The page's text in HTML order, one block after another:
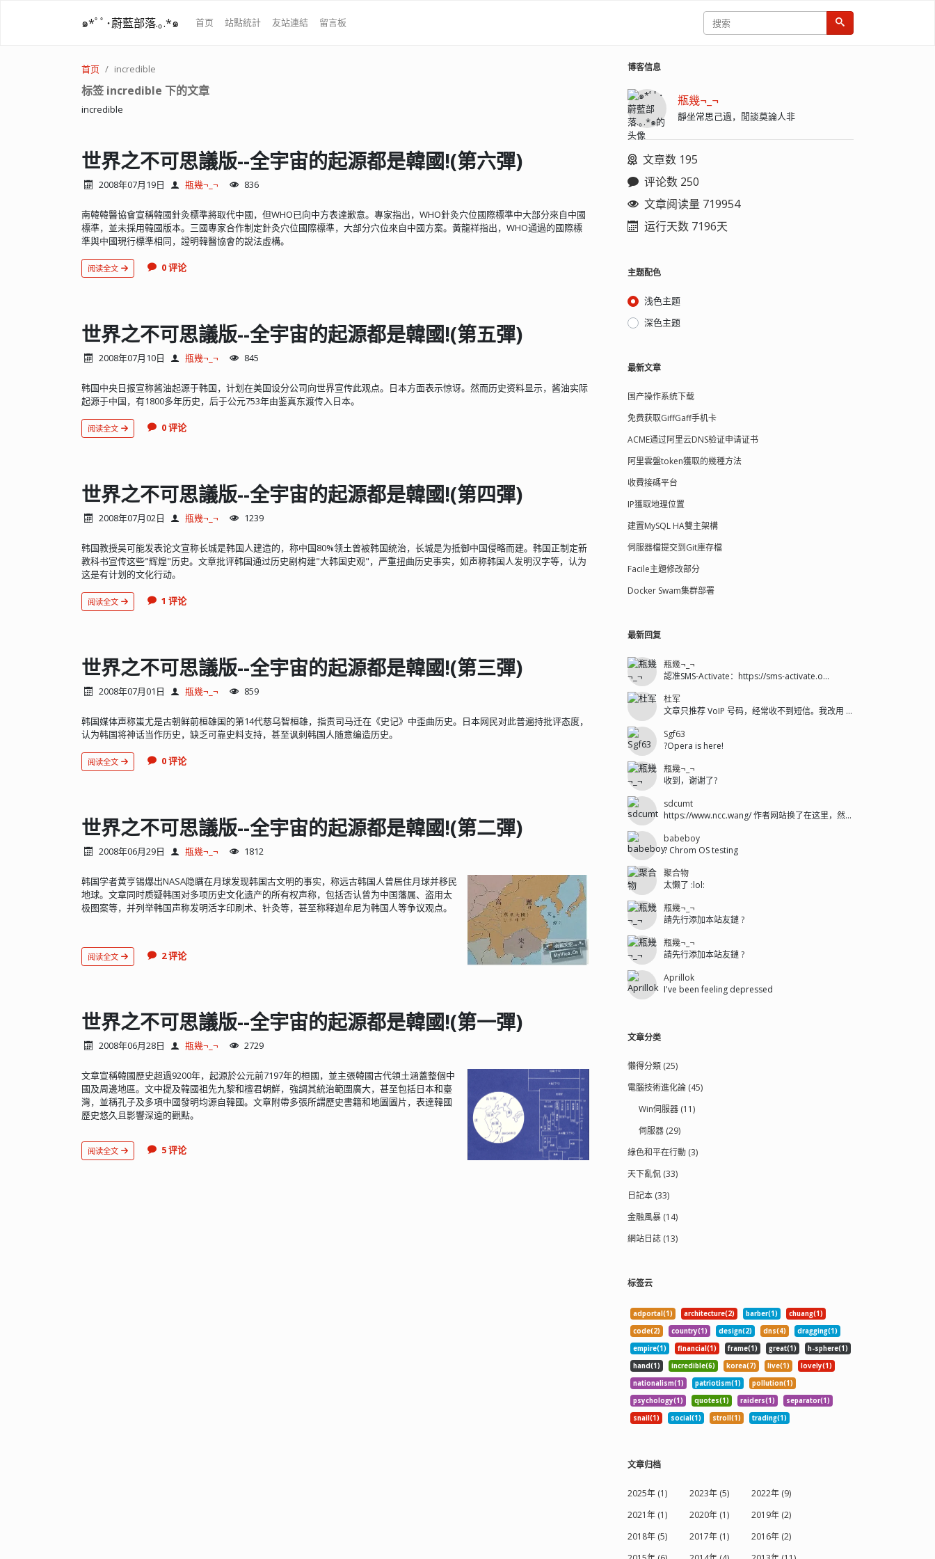
๑*ﾟﾟ･蔚藍部落.｡.*๑ 首页 站點統計 友站連結 留言板
首页 incredible
标签 incredible 下的文章
incredible
世界之不可思議版--全宇宙的起源都是韓國!(第六彈)
2008年07月19日 瓶幾¬_¬ 836
南韓韓醫協會宣稱韓國針灸標準將取代中國，但WHO已向中方表達歉意。專家指出，WHO針灸穴位國際標準中大部分來自中國
標準，並未採用韓國版本。三國專家合作制定針灸穴位國際標準，大部分穴位來自中國方案。黃龍祥指出，WHO通過的國際標
準與中國現行標準相同，證明韓醫協會的說法虛構。
阅读全文 0 评论
世界之不可思議版--全宇宙的起源都是韓國!(第五彈)
2008年07月10日 瓶幾¬_¬ 845
韩国中央日报宣称酱油起源于韩国，计划在美国设分公司向世界宣传此观点。日本方面表示惊讶。然而历史资料显示，酱油实际
起源于中国，有1800多年历史，后于公元753年由鉴真东渡传入日本。
阅读全文 0 评论
世界之不可思議版--全宇宙的起源都是韓國!(第四彈)
2008年07月02日 瓶幾¬_¬ 1239
韩国教授吴可能发表论文宣称长城是韩国人建造的，称中国80%领土曾被韩国统治，长城是为抵御中国侵略而建。韩国正制定新
教科书宣传这些"辉煌"历史。文章批评韩国通过历史剧构建"大韩国史观"，严重扭曲历史事实，如声称韩国人发明汉字等，认为
这是有计划的文化行动。
阅读全文 1 评论
世界之不可思議版--全宇宙的起源都是韓國!(第三彈)
2008年07月01日 瓶幾¬_¬ 859
韩国媒体声称蚩尤是古朝鲜前桓雄国的第14代慈乌智桓雄，指责司马迁在《史记》中歪曲历史。日本网民对此普遍持批评态度，
认为韩国将神话当作历史，缺乏可靠史料支持，甚至讽刺韩国人随意编造历史。
阅读全文 0 评论
世界之不可思議版--全宇宙的起源都是韓國!(第二彈)
2008年06月29日 瓶幾¬_¬ 1812
韩国学者黄亨锡爆出NASA隐瞒在月球发现韩国古文明的事实，称远古韩国人曾居住月球并移民
地球。文章同时质疑韩国对多项历史文化遗产的所有权声称，包括否认曾为中国藩属、盗用太
极图案等，并列举韩国声称发明活字印刷术、针灸等，甚至称释迦牟尼为韩国人等争议观点。
阅读全文 2 评论
世界之不可思議版--全宇宙的起源都是韓國!(第一彈)
2008年06月28日 瓶幾¬_¬ 2729
文章宣稱韓國歷史超過9200年，起源於公元前7197年的桓國，並主張韓國古代領土涵蓋整個中
國及周邊地區。文中提及韓國祖先九黎和檀君朝鮮，強調其統治範圍廣大，甚至包括日本和臺
灣，並稱孔子及多項中國發明均源自韓國。文章附帶多張所謂歷史書籍和地圖圖片，表達韓國
歷史悠久且影響深遠的觀點。
阅读全文 5 评论
博客信息
瓶幾¬_¬
靜坐常思己過，閒談莫論人非
文章数 195
评论数 250
文章阅读量 719954
运行天数 7196天
主题配色
浅色主题
深色主题
最新文章
国产操作系统下载
免费获取GiffGaff手机卡
ACME通过阿里云DNS验证申请证书
阿里雲盤token獲取的幾種方法
收費接碼平台
IP獲取地理位置
建置MySQL HA雙主架構
伺服器檔提交到Git庫存檔
Facile主題修改部分
Docker Swam集群部署
最新回复
瓶幾¬_¬
認准SMS-Activate：https://sms-activate.o...
杜军
文章只推荐 VoIP 号码，经常收不到短信。我改用 sms-activat...
Sgf63
?Opera is here!
瓶幾¬_¬
收到，谢谢了?
sdcumt
https://www.ncc.wang/ 作者网站换了在这里，然后git...
babeboy
? Chrom OS testing
聚合物
太懒了 :lol:
瓶幾¬_¬
請先行添加本站友鏈 ?
瓶幾¬_¬
請先行添加本站友鏈 ?
Aprillok
I've been feeling depressed
文章分类
懶得分類 (25)
電腦技術進化論 (45)
Win伺服器 (11)
伺服器 (29)
綠色和平在行動 (3)
天下亂侃 (33)
日記本 (33)
金融風暴 (14)
網站日誌 (13)
标签云
adportal(1) architecture(2) barber(1)
chuang(1)
code(2)
country(1) design(2) dns(4)
dragging(1)
empire(1)
financial(1) frame(1) great(1)
h-sphere(1)
hand(1)
incredible(6) korea(7) live(1)
lovely(1)
nationalism(1)
patriotism(1)
pollution(1)
psychology(1)
quotes(1) raiders(1)
separator(1)
snail(1)
social(1) stroll(1) trading(1)
文章归档
2025年 (1) 2023年 (5)
2022年 (9)
2021年 (1)
2020年 (1)
2019年 (2)
2018年 (5)
2017年 (1)
2016年 (2)